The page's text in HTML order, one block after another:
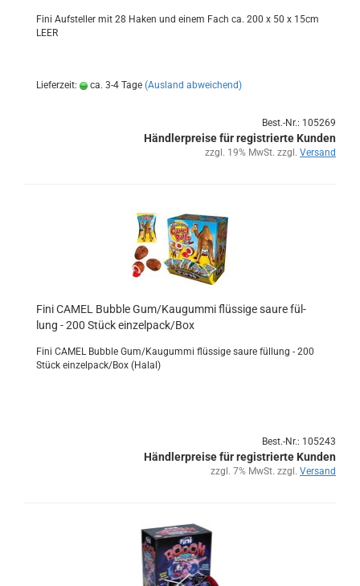
Fini Auf­stel­ler mit 28 Haken und einem Fach ca. 200 x 50 x 15cm
LEER
Lieferzeit: ca. 3-4 Tage (Ausland abweichend)
Best.-Nr.: 105269
Händlerpreise für registrierte Kunden
zzgl. 19% MwSt. zzgl. Versand
Fini CAMEL Bub­ble Gum/Kau­gum­mi flüs­si­ge saure fül­
lung - 200 Stück ein­zel­pack/Box
Fini CAMEL Bub­ble Gum/Kau­gum­mi flüs­si­ge saure fül­lung - 200
Stück ein­zel­pack/Box (Halal)
Best.-Nr.: 105243
Händlerpreise für registrierte Kunden
zzgl. 7% MwSt. zzgl. Versand